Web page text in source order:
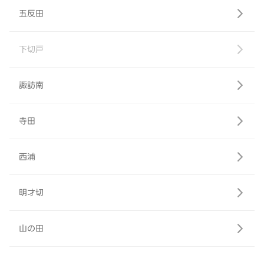
五反田
下切戸
諏訪南
寺田
西浦
明才切
山の田